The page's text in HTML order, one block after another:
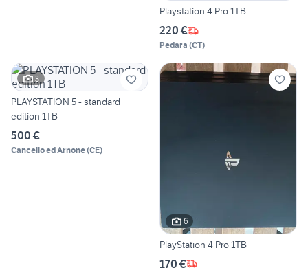
Playstation 4 Pro 1TB
220 €
Pedara (CT)
3
PLAYSTATION 5 - standard
edition 1TB
500 €
Cancello ed Arnone(CE)
6
PlayStation 4 Pro 1TB
170 €